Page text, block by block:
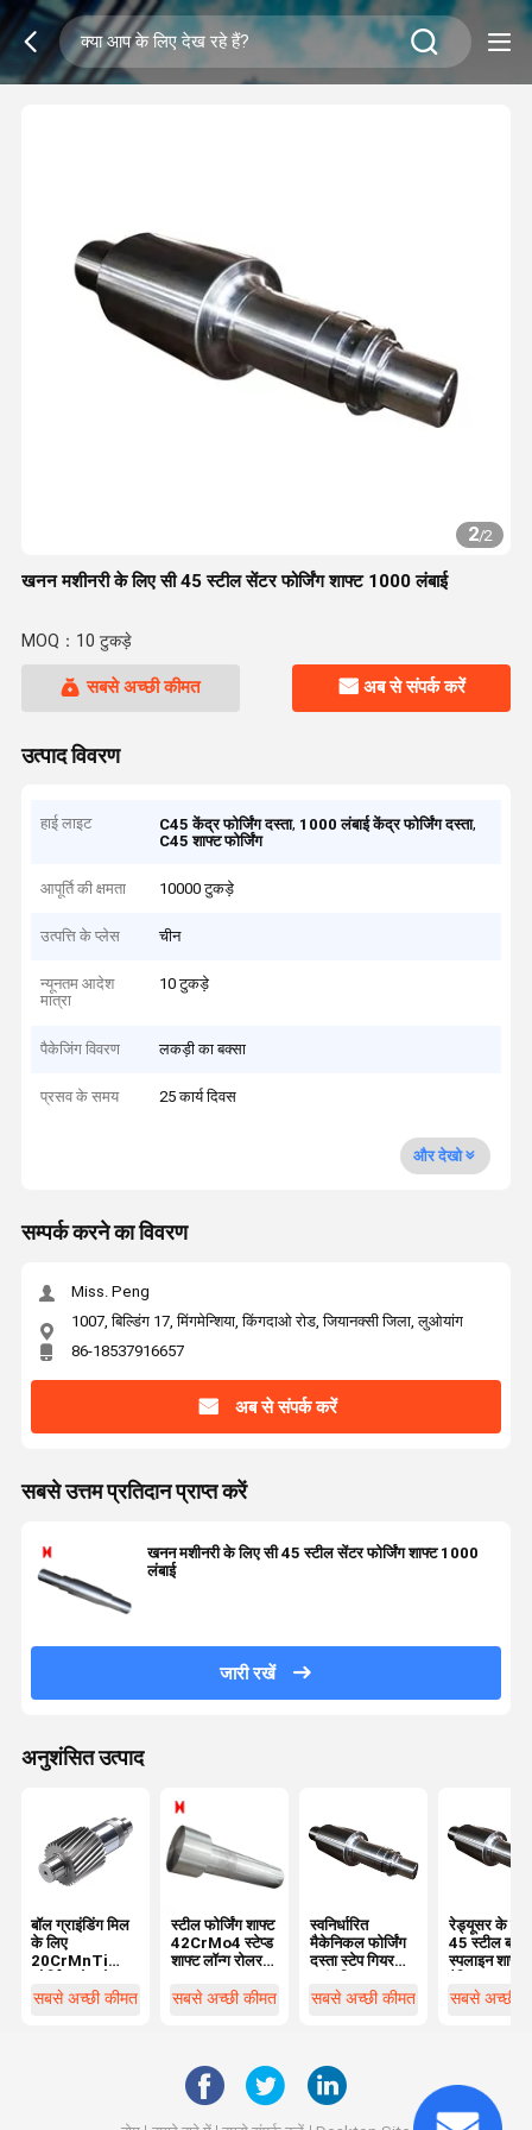
2/2
खनन मशीनरी के लिए सी 45 स्टील सेंटर फोर्जिंग शाफ्ट 1000 लंबाई
MOQ：10 टुकड़े
सबसे अच्छी कीमत अब से संपर्क करें
उत्पाद विवरण
हाई लाइट C45 केंद्र फोर्जिंग दस्ता, 1000 लंबाई केंद्र फोर्जिंग दस्ता,
C45 शाफ्ट फोर्जिंग
आपूर्ति की क्षमता 10000 टुकड़े
उत्पत्ति के प्लेस चीन
न्यूनतम आदेश
मात्रा
10 टुकड़े
पैकेजिंग विवरण लकड़ी का बक्सा
प्रसव के समय 25 कार्य दिवस
और देखो
सम्पर्क करने का विवरण
Miss. Peng
1007, बिल्डिंग 17, मिंगमेन्शिया, किंगदाओ रोड, जियानक्सी जिला, लुओयांग
86-18537916657
अब से संपर्क करें
सबसे उत्तम प्रतिदान प्राप्त करें
खनन मशीनरी के लिए सी 45 स्टील सेंटर फोर्जिंग शाफ्ट 1000
लंबाई
जारी रखें
अनुशंसित उत्पाद
बॉल ग्राइंडिंग मिल
के लिए
20CrMnTi
स्टील दस्ता ब्लैक
सबसे अच्छी कीमत
स्टील फोर्जिंग शाफ्ट
42CrMo4 स्टेप्ड
शाफ्ट लॉन्ग रोलर
सबसे अच्छी कीमत
स्वनिर्धारित
मैकेनिकल फोर्जिंग
दस्ता स्टेप गियर
दस्ता
सबसे अच्छी कीमत
रेड्यूसर के लिए
45 स्टील बॉल
स्पलाइन शाफ्ट
सबसे अच्छी